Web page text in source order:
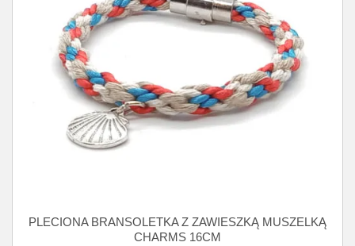
PLECIONA BRANSOLETKA Z ZAWIESZKĄ MUSZELKĄ
CHARMS 16CM